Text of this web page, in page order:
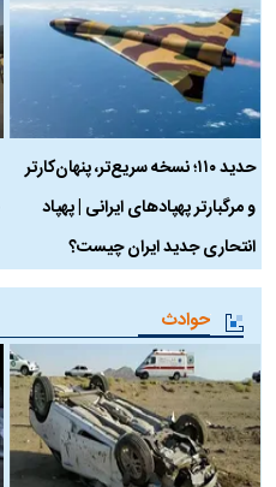
حدید ۱۱۰؛ نسخه سریع‌تر، پنهان‌کارتر
و مرگبارتر پهپادهای ایرانی | پهپاد
انتحاری جدید ایران چیست؟
حوادث